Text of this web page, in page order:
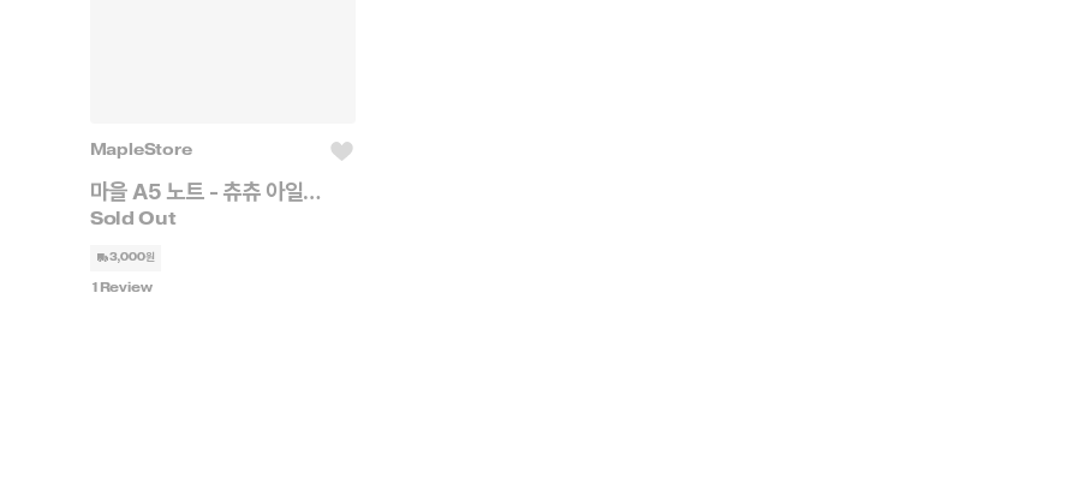
MapleStore
마을 A5 노트 - 츄츄 아일랜드
3,000원
Review
1